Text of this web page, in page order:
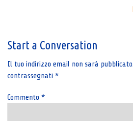
Start a Conversation
Il tuo indirizzo email non sarà
contrassegnati *
Commento *